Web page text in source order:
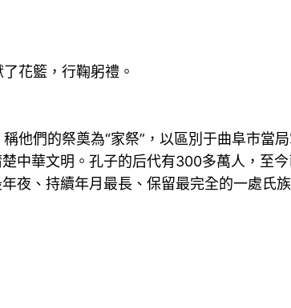
花籃，行鞠躬禮。
他們的祭奠為“家祭”，以區別于曲阜市當
中華文明。孔子的后代有300多萬人，至
夜、持續年月最長、保留最完全的一處氏